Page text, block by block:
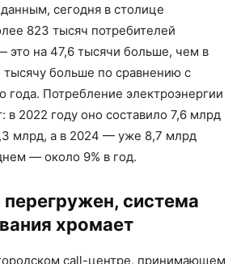
сегодня в столице
823 тысяч потребителей
это на 47,6 тысячи больше, чем в
тысячу больше по сравнению с
года. Потребление электроэнергии
в 2022 году оно составило 7,6 млрд
млрд, а в 2024 — уже 8,7 млрд
— около 9% в год.
перегружен, система
хромает
call-центре, принимающем